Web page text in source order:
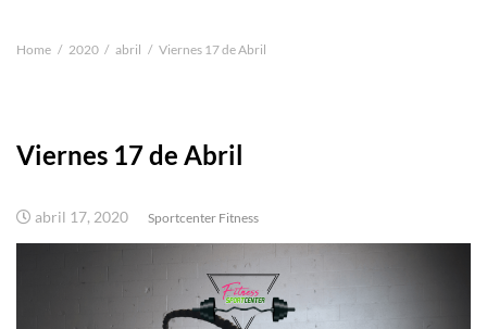
Home 2020 abril Viernes 17 de Abril
Viernes 17 de Abril
abril 17, 2020 Sportcenter Fitness